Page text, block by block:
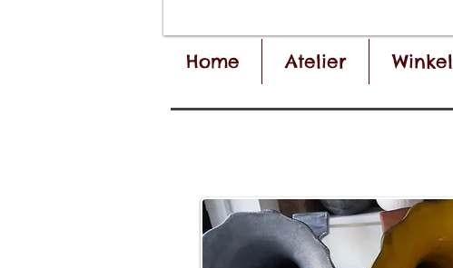
Home Atelier Winkel